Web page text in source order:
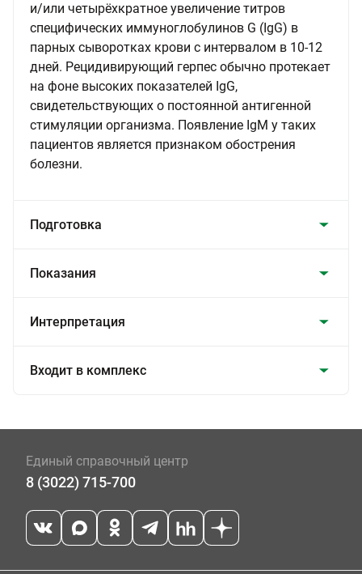
и/или четырёхкратное увеличение титров
специфических иммуноглобулинов G (IgG) в
парных сыворотках крови с интервалом в 10-12
дней. Рецидивирующий герпес обычно протекает
на фоне высоких показателей IgG,
свидетельствующих о постоянной антигенной
стимуляции организма. Появление IgM у таких
пациентов является признаком обострения
болезни.
Подготовка
Показания
Интерпретация
Входит в комплекс
Единый справочный центр
8 (3022) 715-700